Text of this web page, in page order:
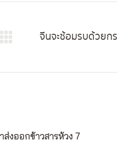
จีนจะซ้อมรบด้วยก
ส่งออกข้าวสารห้วง 7